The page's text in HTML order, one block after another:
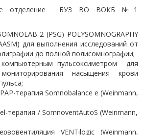
отделение БУЗ ВО ВОКБ №1
2 (PSG) POLYSOMNOGRAPHY
для выполнения исследований от
до полной полисомнографии;
пульсоксиметром для
насыщения крови
терапия Somnobalance e (Weinmann,
терапия / SomnoventAutoS (Weinmann,
VENTilogic (Weinmann,